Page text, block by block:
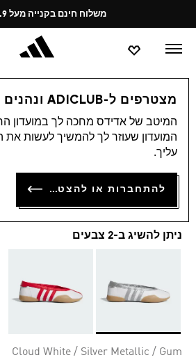
Pause
promotion
rotation
משלוח חינם בקנייה מעל 249.9
מצטרפים ל-ADICLUB ונהנים ממגוון הטבות
המיטב של אדידס מחכה לך במועדון
המועדון שעוזר לך להמשיך לעשות את
עליך.
להתחברות או להצטרפות
4.7
מתוך
ערך
דירוג
ממוצע.
Read
Reviews.
קישור
4.7 (1497)
נעלי TAEKWONDO MEI
₪ 449.90
ניתן להשיג ב-2 צבעים
Cloud White / Silver Metallic / Gum